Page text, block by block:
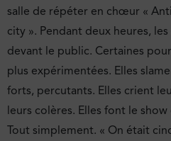
salle de répéter en chœur «
city ». Pendant deux heures,
devant le public. Certaines
plus expérimentées. Elles
forts, percutants. Elles crient
leurs colères. Elles font le
Tout simplement. « On était